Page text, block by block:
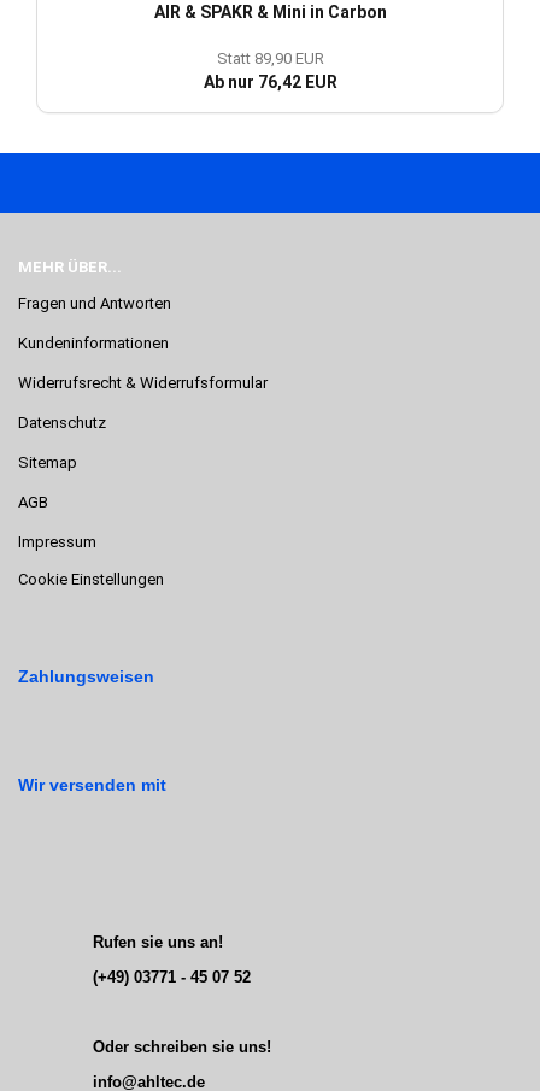
AIR & SPAKR & Mini in Carbon
Statt 89,90 EUR
Ab nur 76,42 EUR
MEHR ÜBER...
Fragen und Antworten
Kundeninformationen
Widerrufsrecht & Widerrufsformular
Datenschutz
Sitemap
AGB
Impressum
Cookie Einstellungen
Zahlungsweisen
Wir versenden mit
Rufen sie uns an!
(+49) 03771 - 45 07 52
Oder schreiben sie uns!
info@ahltec.de